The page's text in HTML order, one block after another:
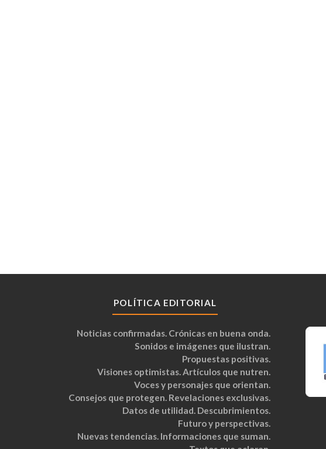
POLÍTICA EDITORIAL
Noticias confirmadas. Crónicas en buena onda.
Sonidos e imágenes que ilustran.
Propuestas positivas.
Visiones optimistas. Artículos que nutren.
Voces y personajes que orientan.
Consejos que protegen. Revelaciones exclusivas.
Datos de utilidad. Descubrimientos.
Futuro y perspectivas.
Nuevas tendencias. Informaciones que suman.